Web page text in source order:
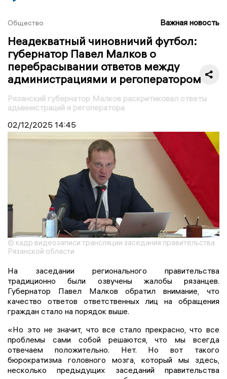
Общество Важная новость
Неадекватный чиновничий футбол:
губернатор Павел Малков о
перебрасывании ответов между
администрациями и регоператором
Рязанский губернатор Малков раскритиковал ответы
администраций и регоператора
02/12/2025 14:45
© кадр видеозаписи трансляции заседания правительства
Рязанской области
На заседании регионального правительства
традиционно были озвучены жалобы рязанцев.
Губернатор Павел Малков обратил внимание, что
качество ответов ответственных лиц на обращения
граждан стало на порядок выше.
«Но это не значит, что все стало прекрасно, что все
проблемы сами собой решаются, что мы всегда
отвечаем положительно. Нет. Но вот такого
бюрократизма головного мозга, который мы здесь,
несколько предыдущих заседаний правительства